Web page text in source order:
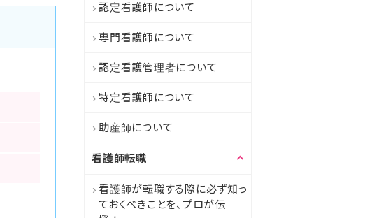
認定看護師について
専門看護師について
認定看護管理者について
特定看護師について
助産師について
看護師転職
看護師が転職する際に必ず知っ
ておくべきことを、プロが伝